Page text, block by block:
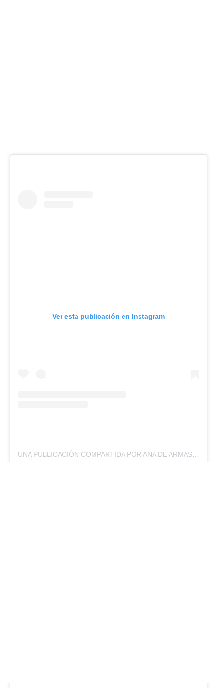
Ver esta publicación en Instagram